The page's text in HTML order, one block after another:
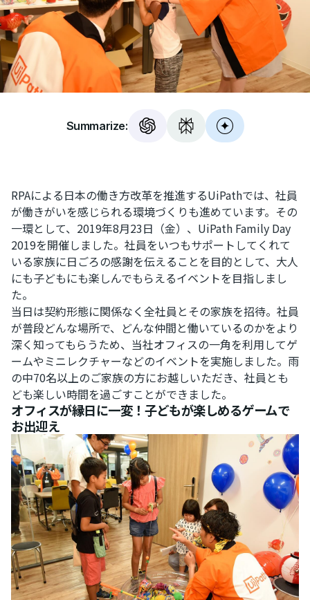
Summarize:
RPAによる日本の働き方改革を推進するUiPathでは、社員
が働きがいを感じられる環境づくりも進めています。その
一環として、2019年8月23日（金）、UiPath Family Day
2019を開催しました。社員をいつもサポートしてくれて
いる家族に日ごろの感謝を伝えることを目的として、大人
にも子どもにも楽しんでもらえるイベントを目指しまし
た。
当日は契約形態に関係なく全社員とその家族を招待。社員
が普段どんな場所で、どんな仲間と働いているのかをより
深く知ってもらうため、当社オフィスの一角を利用してゲ
ームやミニレクチャーなどのイベントを実施しました。雨
の中70名以上のご家族の方にお越しいただき、社員とも
ども楽しい時間を過ごすことができました。
オフィスが縁日に一変！子どもが楽しめるゲームで
お出迎え